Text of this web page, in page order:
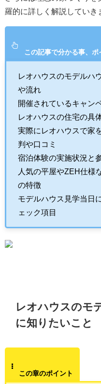
羅的に詳しく解説していき
この記事で分かる事、ポ
レオハウスのモデルハ
や流れ
開催されているキャン
レオハウスの住宅の具
実際にレオハウスで家
判や口コミ
宿泊体験の実施状況と
人気の平屋やZEH仕様
の特徴
モデルハウス見学当日
ェック項目
レオハウスのモ
に知りたいこと
この章のポイント